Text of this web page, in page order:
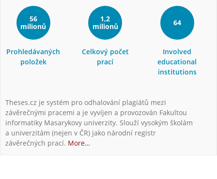
56
milionů
Prohledávaných
položek
1,2
milionů
Celkový počet
prací
64
Involved
educational
institutions
Theses.cz je systém pro odhalování plagiátů mezi
závěrečnými pracemi a je vyvíjen a provozován Fakultou
informatiky Masarykovy univerzity. Slouží vysokým školám
a univerzitám (nejen v ČR) jako národní registr
závěrečných prací. More…